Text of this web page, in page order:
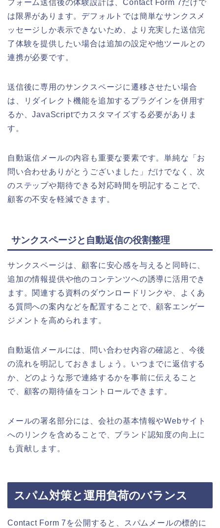
フォーム送信後の体験設計は、Contact Form 7だけで
は限界があります。デフォルトでは簡単なサンクスメ
ッセージしか表示できないため、より充実した送信完
了体験を提供したい場合は追加の設定や他ツールとの
連携が必要です。
送信後に専用のサンクスページに遷移させたい場合
は、リダイレクト機能を追加するプラグインを併用す
るか、JavaScriptでカスタマイズする必要がありま
す。
自動返信メールの内容も重要な要素です。単純な「お
問い合わせありがとうございました」だけでなく、次
のステップや期待できる対応時間を明記することで、
顧客の不安を軽減できます。
サンクスページと自動返信の役割整理
サンクスページは、顧客に安心感を与えると同時に、
追加の情報提供や他のコンテンツへの誘導に活用でき
ます。関連する資料のダウンロードリンクや、よくあ
る質問への案内などを配置することで、顧客エンゲー
ジメントを高められます。
自動返信メールには、問い合わせ内容の確認と、今後
の流れを明記しておきましょう。いつまでに返信する
か、どのような形で連絡するかを事前に伝えること
で、顧客の期待値をコントロールできます。
メールの署名部分には、会社の基本情報やWebサイト
へのリンクを含めることで、ブランド認知度の向上に
も貢献します。
スパム対策と運用負荷のバランス
Contact Form 7を公開すると、スパムメールの標的に